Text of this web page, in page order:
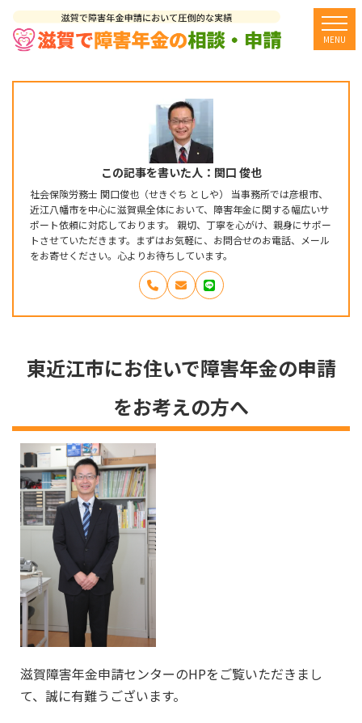
MENU
この記事を書いた人：関口 俊也
社会保険労務士 関口俊也（せきぐち としや） 当事務所では彦根市、
近江八幡市を中心に滋賀県全体において、障害年金に関する幅広いサ
ポート依頼に対応しております。 親切、丁寧を心がけ、親身にサポー
トさせていただきます。まずはお気軽に、お問合せのお電話、メール
をお寄せください。心よりお待ちしています。
東近江市にお住いで障害年金の申請
をお考えの方へ
滋賀障害年金申請センターのHPをご覧いただきまし
て、誠に有難うございます。